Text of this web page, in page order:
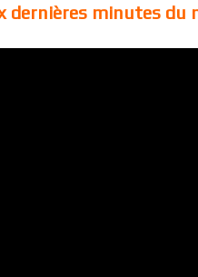
dernières minutes du